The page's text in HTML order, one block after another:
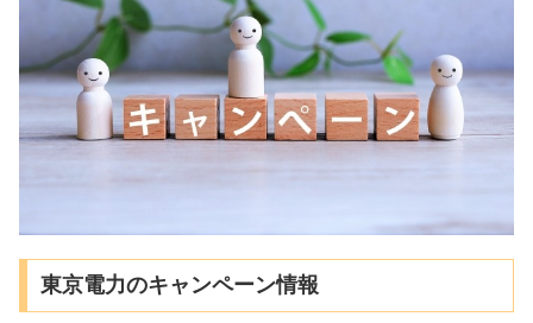
東京電力のキャンペーン情報